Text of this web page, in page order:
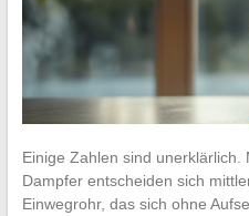
Einige Zahlen sind unerklärlich.
Dampfer entscheiden sich
Einwegrohr, das sich ohne